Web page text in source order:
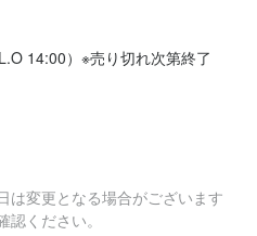
14:00）※売り切れ次第終了
は変更となる場合がございます
ください。